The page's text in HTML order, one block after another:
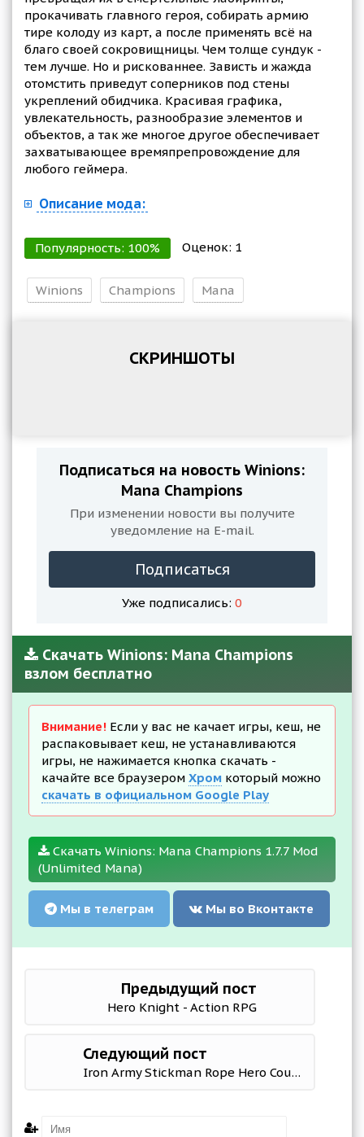
прокачивать главного героя, собирать армию
тире колоду из карт, а после применять всё на
благо своей сокровищницы. Чем толще сундук -
тем лучше. Но и рискованнее. Зависть и жажда
отомстить приведут соперников под стены
укреплений обидчика. Красивая графика,
увлекательность, разнообразие элементов и
объектов, а так же многое другое обеспечивает
захватывающее времяпрепровождение для
любого геймера.
Описание мода:
Популярность: 100% Оценок: 1
Winions Champions Mana
СКРИНШОТЫ
Подписаться на новость Winions:
Mana Champions
При изменении новости вы получите
уведомление на E-mail.
Подписаться
Уже подписались: 0
Скачать Winions: Mana Champions
взлом бесплатно
Внимание! Если у вас не качает игры, кеш, не
распаковывает кеш, не устанавливаются
игры, не нажимается кнопка скачать -
качайте все браузером Хром который можно
скачать в официальном Google Play
Скачать Winions: Mana Champions 1.7.7 Mod
(Unlimited Mana)
Мы в телеграм Мы во Вконтакте
Предыдущий пост
Hero Knight - Action RPG
Следующий пост
Iron Army Stickman Rope Hero Counter OffRoad